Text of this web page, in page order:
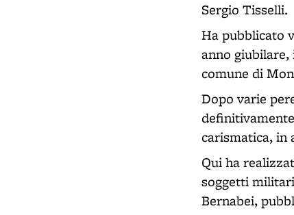
Sergio Tisselli.
Ha pubblicato
anno
comune di
Dopo varie
carismatica, in
Qui ha
soggetti
Bernabei,